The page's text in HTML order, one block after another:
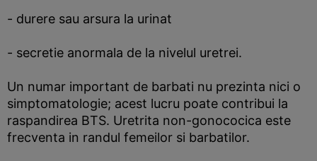
- durere sau arsura la urinat
- secretie anormala de la nivelul uretrei.
Un numar important de barbati nu prezinta nici o
simptomatologie; acest lucru poate contribui la
raspandirea BTS. Uretrita non-gonococica este
frecventa in randul femeilor si barbatilor.